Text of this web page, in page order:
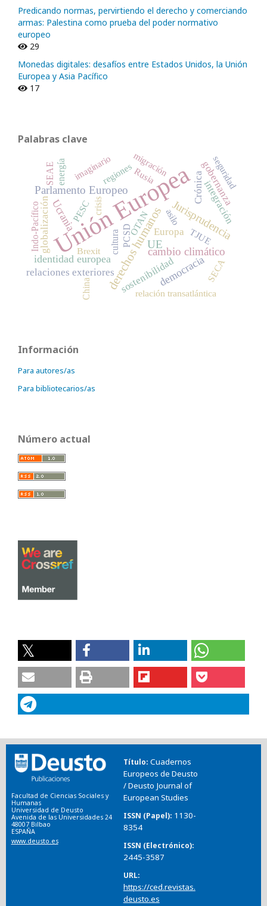
Predicando normas, pervirtiendo el derecho y comerciando
armas: Palestina como prueba del poder normativo
europeo
29
Monedas digitales: desafíos entre Estados Unidos, la Unión
Europea y Asia Pacífico
17
Palabras clave
Unión Europea
derechos humanos
Parlamento Europeo
UE
cambio climático
Jurisprudencia
democracia
identidad europea
Ucrania Europa
Crónicaintegración
gobernanza
globalización
relaciones exteriores sostenibilidad
migración
crisis
PCSD
regionesRusia
Brexit cultura
PESC
imaginario
relación transatlántica
seguridad
energía
Indo-Pacífico
China
TJUE
OTAN
SEAE
SECA
asilo
Información
Para autores/as
Para bibliotecarios/as
Número actual
Facultad de Ciencias Sociales y
Humanas
Universidad de Deusto
Avenida de las Universidades 24
48007 Bilbao
ESPAÑA
www.deusto.es
Título Cuadernos
Europeos de Deusto
/ Deusto Journal of
European Studies
ISSN (Papel) 1130-
8354
ISSN (Electrónico)
2445-3587
URL
https://ced.revistas.
deusto.es